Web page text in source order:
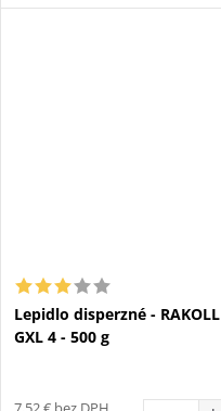
Lepidlo disperzné - RAKOLL
GXL 4 - 500 g